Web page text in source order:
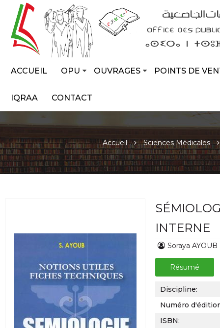
ACCUEIL OPU OUVRAGES POINTS DE
IQRAA CONTACT
Accueil Sciences Médicales
INTERNE
Soraya AYOUB
Résumé
Discipline:
Numéro
ISBN: